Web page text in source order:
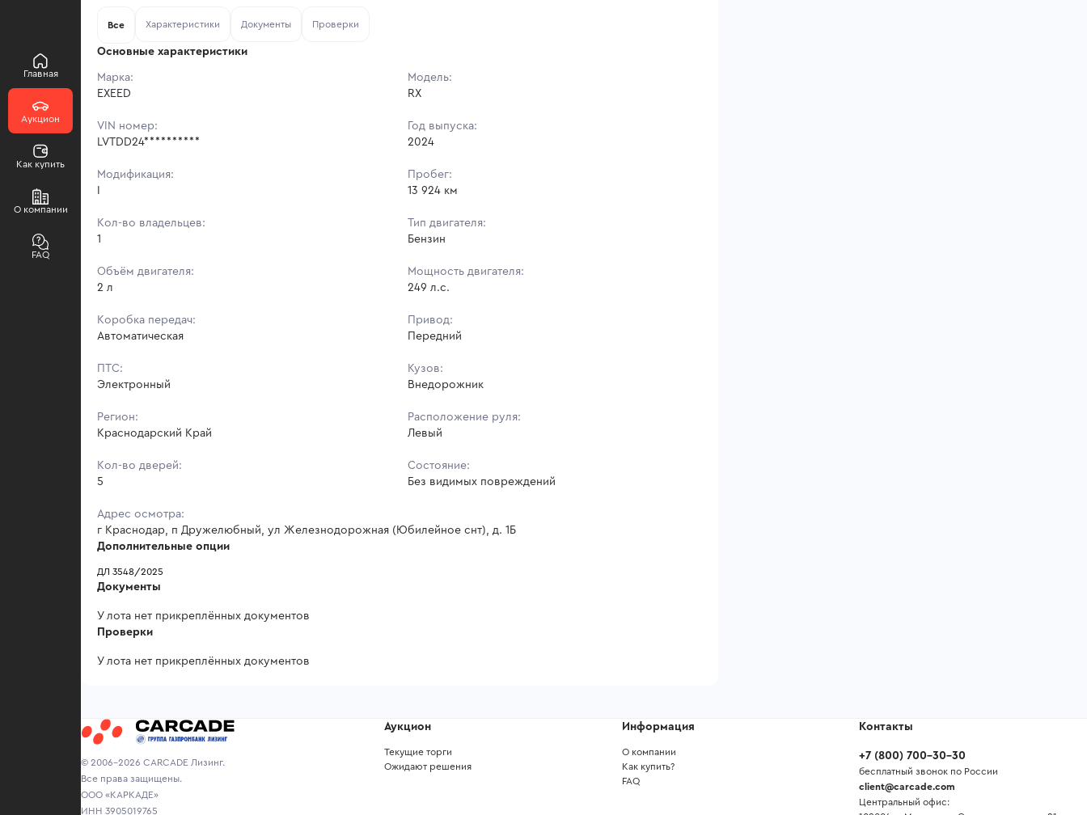
Главная
Аукцион
Как купить
О компании
FAQ
Все Характеристики Документы Проверки
Основные характеристики
Марка:
EXEED
Модель:
RX
VIN номер:
LVTDD24**********
Год выпуска:
2024
Модификация:
Пробег:
13 924 км
Кол-во владельцев:
1
Тип двигателя:
Бензин
Объём двигателя:
2 л
Мощность двигателя:
249 л.с.
Коробка передач:
Автоматическая
Привод:
Передний
ПТС:
Электронный
Кузов:
Внедорожник
Регион:
Краснодарский Край
Расположение руля:
Левый
Кол-во дверей:
5
Состояние:
Без видимых повреждений
Адрес осмотра:
г Краснодар, п Дружелюбный, ул Железнодорожная (Юбилейное снт), д. 1Б
Дополнительные опции
ДЛ 3548/2025
Документы
У лота нет прикреплённых документов
Проверки
У лота нет прикреплённых документов
© 2006-2026 CARCADE Лизинг.
Все права защищены.
ООО «КАРКАДЕ»
ИНН 3905019765
Аукцион
Текущие торги
Ожидают решения
Информация
О компании
Как купить?
FAQ
Контакты
+7 (800) 700-30-30
бесплатный звонок по России
client@carcade.com
Центральный офис: